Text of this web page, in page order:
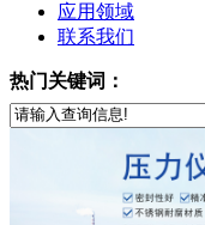
应用领域
联系我们
热门关键词：